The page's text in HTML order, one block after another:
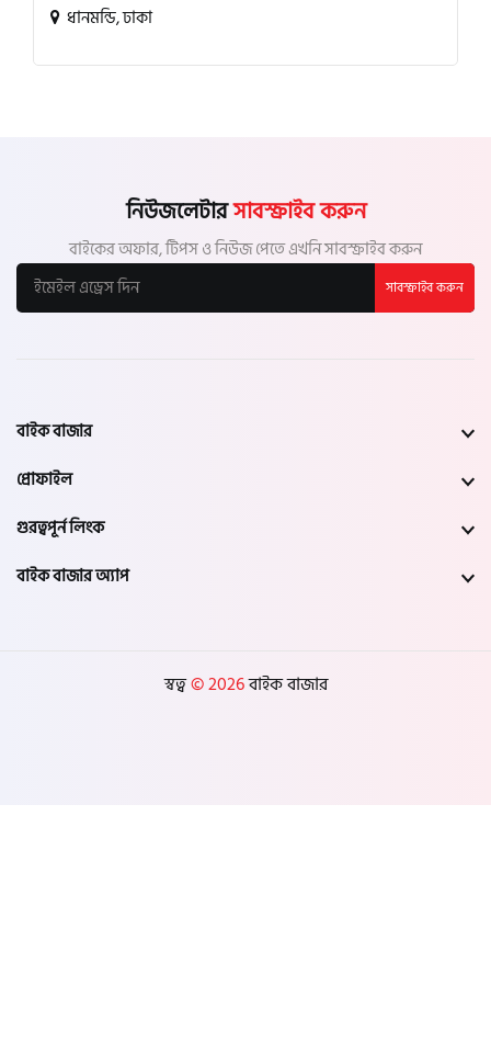
ধানমন্ডি, ঢাকা
নিউজলেটারসাবস্ক্রাইব করুন
বাইকের অফার, টিপস ও নিউজ পেতে এখনি সাবস্ক্রাইব করুন
সাবস্ক্রাইব করুন
বাইক বাজার
প্রোফাইল
গুরত্বপূর্ন লিংক
বাইক বাজার অ্যাপ
স্বত্ব© 2026বাইক বাজার